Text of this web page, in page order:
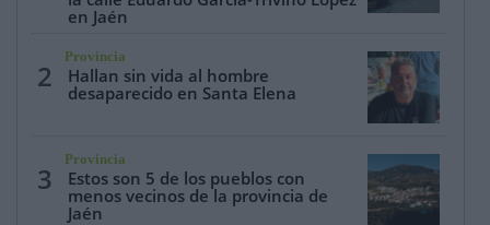
en Jaén
2
Provincia
Hallan sin vida al hombre
desaparecido en Santa Elena
3
Provincia
Estos son 5 de los pueblos con
menos vecinos de la provincia de
Jaén